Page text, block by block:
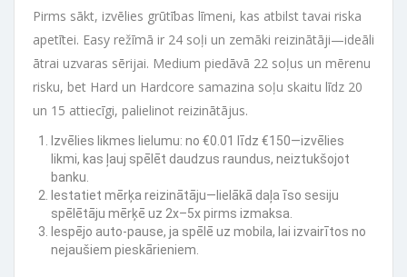
Pirms sākt, izvēlies grūtības līmeni, kas atbilst tavai riska
apetītei. Easy režīmā ir 24 soļi un zemāki reizinātāji—ideāli
ātrai uzvaras sērijai. Medium piedāvā 22 soļus un mērenu
risku, bet Hard un Hardcore samazina soļu skaitu līdz 20
un 15 attiecīgi, palielinot reizinātājus.
Izvēlies likmes lielumu: no €0.01 līdz €150—izvēlies
likmi, kas ļauj spēlēt daudzus raundus, neiztukšojot
banku.
Iestatiet mērķa reizinātāju—lielākā daļa īso sesiju
spēlētāju mērķē uz 2x–5x pirms izmaksa.
Iespējo auto‑pause, ja spēlē uz mobila, lai izvairītos no
nejaušiem pieskārieniem.